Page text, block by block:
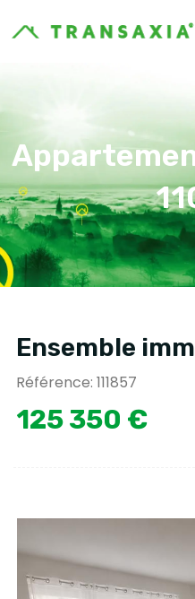
Ensemble
Référence: 111857
125 350 €